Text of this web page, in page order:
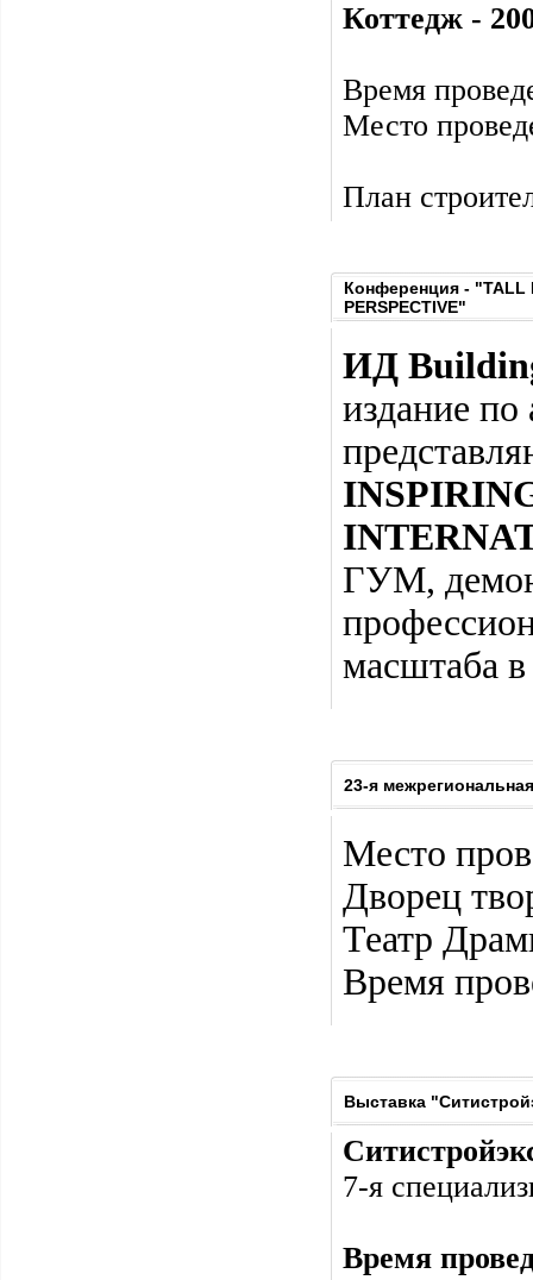
Коттедж -
Время
Место
План
Конференция - "TALL
PERSPECTIVE"
ИД
издание по
ГУМ,
масштаба
23-я
Место
Дворец
Театр
Время
Выставка
7-я
Время